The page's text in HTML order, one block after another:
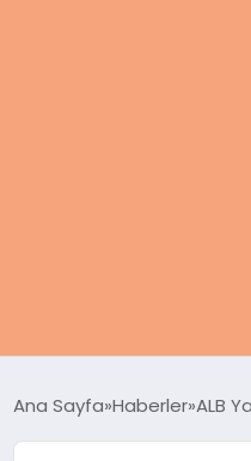
KADIN
Ana Sayfa Haberler ALB